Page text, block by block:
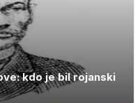
kdo je bil rojanski